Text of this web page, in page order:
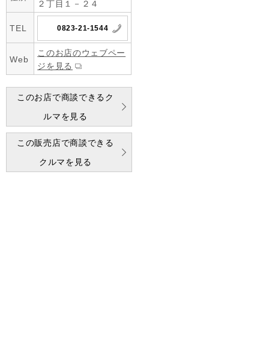
２丁目１－２４
TEL 0823-21-1544
Web
このお店のウェブペー
ジを見る
このお店で商談できるク
ルマを見る
この販売店で商談できる
クルマを見る